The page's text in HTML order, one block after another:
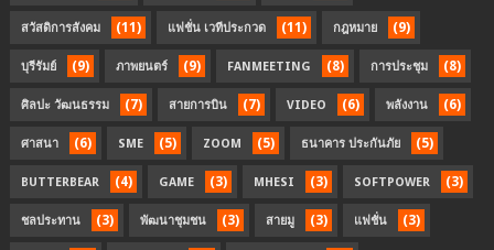
สวัสดิการสังคม (11) แฟชั่น เวทีประกวด (11) กฎหมาย (9)
บุรีรัมย์ (9) ภาพยนตร์ (9) FANMEETING (8) การประชุม (8)
ศิลปะ วัฒนธรรม (7) สายการบิน (7) VIDEO (6) พลังงาน (6)
ศาสนา (6) SME (5) ZOOM (5) ธนาคาร ประกันภัย (5)
BUTTERBEAR (4) GAME (3) MHESI (3) SOFTPOWER (3)
ชลประทาน (3) พัฒนาชุมชน (3) สายมู (3) แฟชั่น (3)